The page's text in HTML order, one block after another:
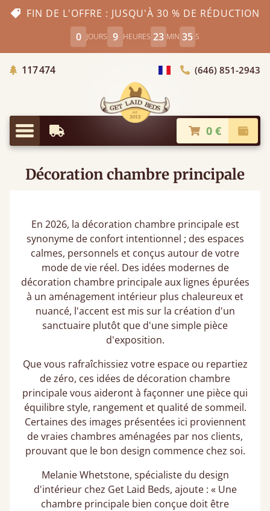
FIN DE L'OFFRE : JUSQU'À 30 % DE RÉDUCTION
0 JOURS 9 HEURES 23 MIN 34 S
117 474Arbres Plantés
Choisir le pays(646) 851-2943
Menu
Livraison à partir de 0 €
Décoration chambre principale
En 2026, la décoration chambre principale​ est
synonyme de confort intentionnel ; des espaces
calmes, personnels et conçus autour de votre
mode de vie réel. Des idées modernes de
décoration chambre principale​ aux lignes épurées
à un aménagement intérieur plus chaleureux et
nuancé, l'accent est mis sur la création d'un
sanctuaire plutôt que d'une simple pièce
d'exposition.
Que vous rafraîchissiez votre espace ou repartiez
de zéro, ces idées de décoration chambre
principale​ vous aideront à façonner une pièce qui
équilibre style, rangement et qualité de sommeil.
Certaines des images présentées ici proviennent
de vraies chambres aménagées par nos clients,
prouvant que le bon design commence chez soi.
Melanie Whetstone, spécialiste du design
d'intérieur chez Get Laid Beds, ajoute : « Une
chambre principale bien conçue doit être